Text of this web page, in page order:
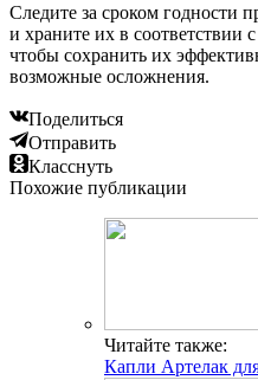
Следите за сроком годности
и храните их в соответствии
чтобы сохранить их
возможные осложнения.
Поделиться
Отправить
Класснуть
Похожие публикации
Читайте также:
Капли Артелак